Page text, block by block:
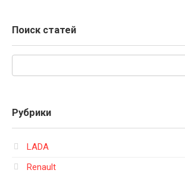
Поиск статей
Рубрики
LADA
Renault